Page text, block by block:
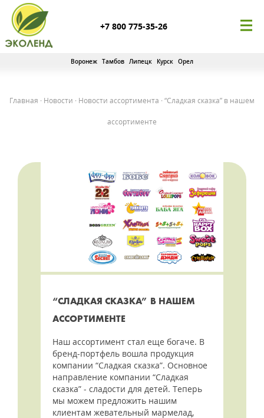
+7 800 775-35-26
Воронеж Тамбов Липецк Курск Орел
Главная · Новости · Новости ассортимента · “Сладкая сказка” в нашем
ассортименте
“СЛАДКАЯ СКАЗКА” В НАШЕМ
АССОРТИМЕНТЕ
Наш ассортимент стал еще богаче. В
бренд-портфель вошла продукция
компании “Сладкая сказка”. Основное
направление компании “Сладкая
сказка” - сладости для детей. Теперь
мы можем предложить нашим
клиентам жевательный мармелад,